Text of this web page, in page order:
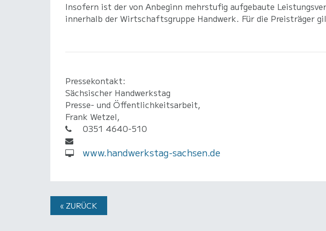
Insofern ist der von Anbeginn mehrstufig aufgebaute
innerhalb der Wirtschaftsgruppe Handwerk. Für die Preisträger
Pressekontakt:
Sächsischer Handwerkstag
Presse- und Öffentlichkeitsarbeit,
Frank Wetzel,
0351 4640-510
www.handwerkstag-sachsen.de
« ZURÜCK